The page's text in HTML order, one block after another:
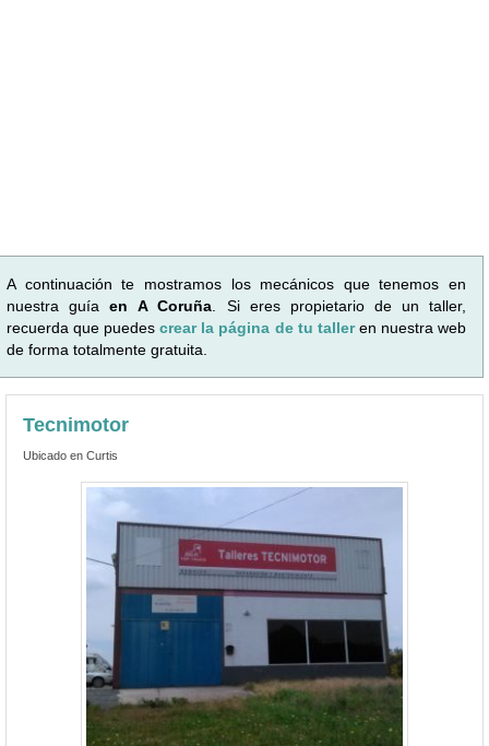
A continuación te mostramos los mecánicos que tenemos en
nuestra guíaen A Coruña . Si eres propietario de un taller,
recuerda que puedescrear la página de tu talleren nuestra web
de forma totalmente gratuita.
Tecnimotor
Ubicado en Curtis